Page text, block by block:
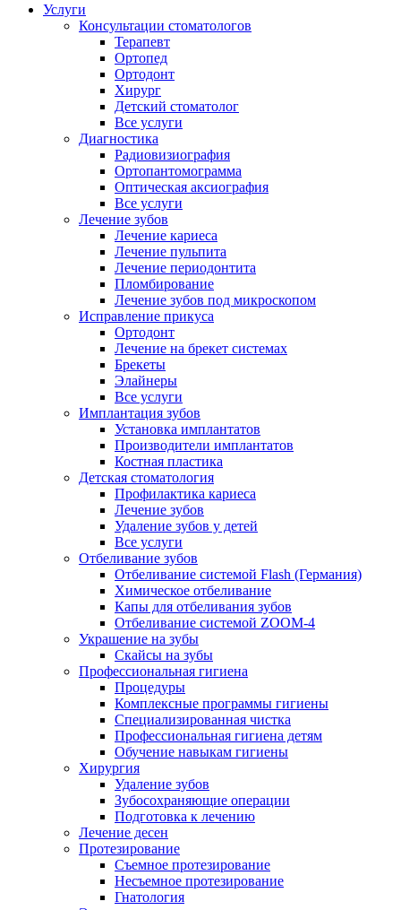
Услуги
Консультации стоматологов
Терапевт
Ортопед
Ортодонт
Хирург
Детский стоматолог
Все услуги
Диагностика
Радиовизиография
Ортопантомограмма
Оптическая аксиография
Все услуги
Лечение зубов
Лечение кариеса
Лечение пульпита
Лечение периодонтита
Пломбирование
Лечение зубов под микроскопом
Исправление прикуса
Ортодонт
Лечение на брекет системах
Брекеты
Элайнеры
Все услуги
Имплантация зубов
Установка имплантатов
Производители имплантатов
Костная пластика
Детская стоматология
Профилактика кариеса
Лечение зубов
Удаление зубов у детей
Все услуги
Отбеливание зубов
Отбеливание системой Flash (Германия)
Химическое отбеливание
Капы для отбеливания зубов
Отбеливание системой ZOOM-4
Украшение на зубы
Скайсы на зубы
Профессиональная гигиена
Процедуры
Комплексные программы гигиены
Специализированная чистка
Профессиональная гигиена детям
Обучение навыкам гигиены
Хирургия
Удаление зубов
Зубосохраняющие операции
Подготовка к лечению
Лечение десен
Протезирование
Съемное протезирование
Несъемное протезирование
Гнатология